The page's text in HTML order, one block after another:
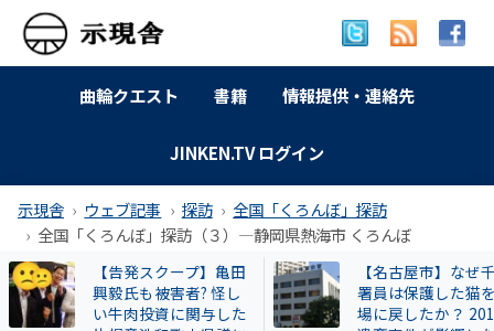
曲輪クエスト 書籍 情報提供・連絡先
JINKEN.TV ログイン
示現舎 ウェブ記事 探訪
全国「くろんぼ」探訪
全国「くろんぼ」探訪（３）―静岡県熱海市 くろんぼ
【名古屋市】なぜ千種
署員は保護した猫を現
場に戻したか？ 2013年
特別企画 解放同盟
政等が 過去に公開
部落・同和地区リ